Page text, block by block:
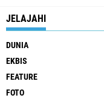
JELAJAHI
DUNIA
EKBIS
FEATURE
FOTO